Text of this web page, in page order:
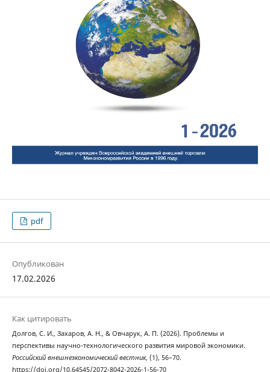
pdf
Опубликован
17.02.2026
Как цитировать
Долгов, С. И., Захаров, А. Н., & Овчарук, А. П. (2026). Проблемы и
перспективы научно-технологического развития мировой экономики.
Российский внешнеэкономический вестник, (1), 56–70.
https://doi.org/10.64545/2072-8042-2026-1-56-70